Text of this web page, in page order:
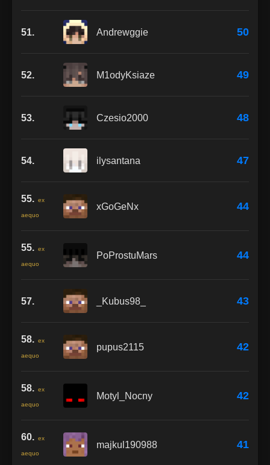
51. Andrewggie 50
52. M1odyKsiaze 49
53. Czesio2000 48
54. ilysantana 47
55. ex
aequo
xGoGeNx 44
55. ex
aequo
PoProstuMars 44
57. _Kubus98_ 43
58. ex
aequo
pupus2115 42
58. ex
aequo
Motyl_Nocny 42
60. ex
aequo
majkul190988 41